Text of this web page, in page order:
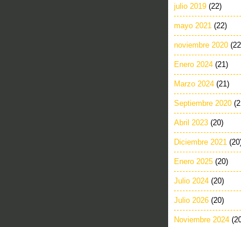
julio 2019 (22)
mayo 2021 (22)
noviembre 2020
Enero 2024 (21)
Marzo 2024 (21)
Septiembre 2020
Abril 2023 (20)
Diciembre 2021
Enero 2025 (20)
Julio 2024 (20)
Julio 2026 (20)
Noviembre 2024